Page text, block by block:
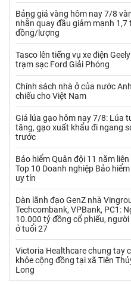
Palladium
Rau - Củ -Quả Sắt
Sữa
Than
Thủy hải sản khác Tôm
Vàng
VLXD khác
Xi măng - Clynker
Bảng giá vàng hôm nay 7/8
nhẫn quay đầu giảm mạnh 1,7
đồng/lượng
Tasco lên tiếng vụ xe điện
trạm sạc Ford Giải Phóng
Chính sách nhà ở của nước
chiếu cho Việt Nam
Giá lúa gạo hôm nay 7/8: Lúa
tăng, gạo xuất khẩu đi ngang
trước
Bảo hiểm Quân đội 11 năm
Top 10 Doanh nghiệp Bảo
uy tín
Dàn lãnh đạo GenZ nhà
Techcombank, VPBank, PC1:
10.000 tỷ đồng cổ phiếu,
ở tuổi 27
Victoria Healthcare chung tay
khỏe cộng đồng tại xã Tiên
Long